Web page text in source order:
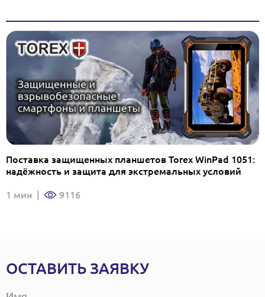
Поставка защищенных планшетов Torex WinPad 1051:
надёжность и защита для экстремальных условий
1 мин 9116
ОСТАВИТЬ ЗАЯВКУ